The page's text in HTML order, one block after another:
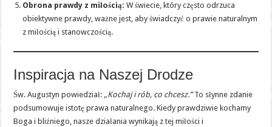
Obrona prawdy z miłością: W świecie, który często odrzuca
obiektywne prawdy, ważne jest, aby świadczyć o prawie naturalnym
z miłością i stanowczością.
Inspiracja na Naszej Drodze
Św. Augustyn powiedział: „Kochaj i rób, co chcesz.”To słynne zdanie
podsumowuje istotę prawa naturalnego. Kiedy prawdziwie kochamy
Boga i bliźniego, nasze działania wynikają z tej miłości i